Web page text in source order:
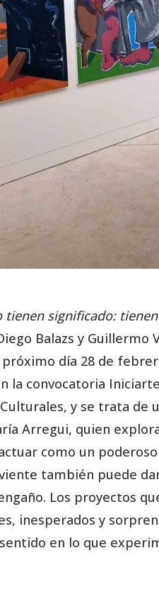
tienen significado:
Balazs y Guillermo
día 28 de
la convocatoria
y se trata de
Arregui, quien
como un
también puede
Los proyectos
inesperados y
en lo que